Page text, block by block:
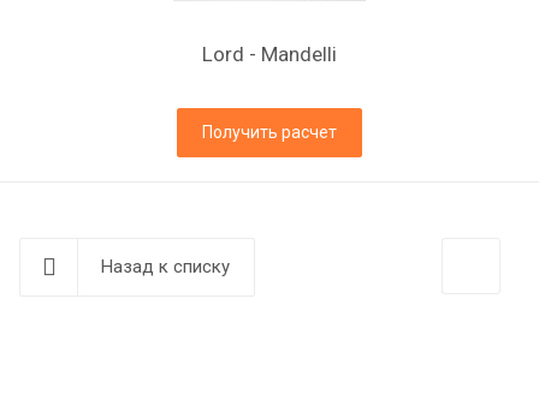
Lord - Mandelli
Получить расчет
Назад к списку